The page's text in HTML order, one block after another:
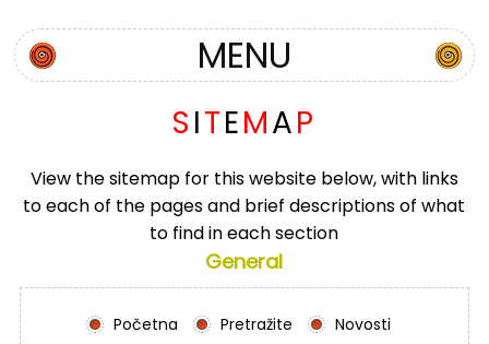
MENU
SITEMAP
View the sitemap for this website below, with links
to each of the pages and brief descriptions of what
to find in each section
General
Početna Pretražite Novosti